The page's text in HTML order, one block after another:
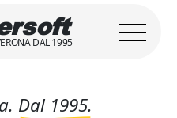
DAL 1995
Dal 1995.